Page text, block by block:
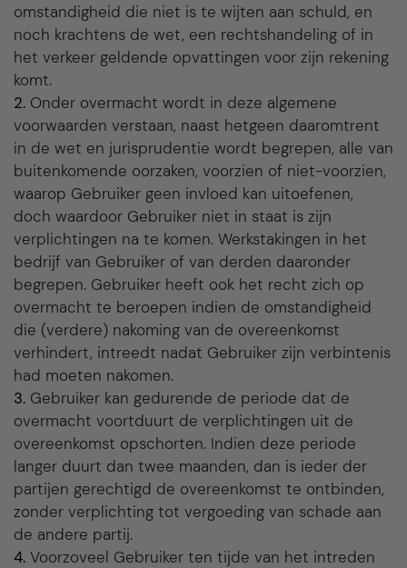
omstandigheid die niet is te wijten aan schuld, en
noch krachtens de wet, een rechtshandeling of in
het verkeer geldende opvattingen voor zijn rekening
komt.
2. Onder overmacht wordt in deze algemene
voorwaarden verstaan, naast hetgeen daaromtrent
in de wet en jurisprudentie wordt begrepen, alle van
buitenkomende oorzaken, voorzien of niet-voorzien,
waarop Gebruiker geen invloed kan uitoefenen,
doch waardoor Gebruiker niet in staat is zijn
verplichtingen na te komen. Werkstakingen in het
bedrijf van Gebruiker of van derden daaronder
begrepen. Gebruiker heeft ook het recht zich op
overmacht te beroepen indien de omstandigheid
die (verdere) nakoming van de overeenkomst
verhindert, intreedt nadat Gebruiker zijn verbintenis
had moeten nakomen.
3. Gebruiker kan gedurende de periode dat de
overmacht voortduurt de verplichtingen uit de
overeenkomst opschorten. Indien deze periode
langer duurt dan twee maanden, dan is ieder der
partijen gerechtigd de overeenkomst te ontbinden,
zonder verplichting tot vergoeding van schade aan
de andere partij.
4. Voorzoveel Gebruiker ten tijde van het intreden